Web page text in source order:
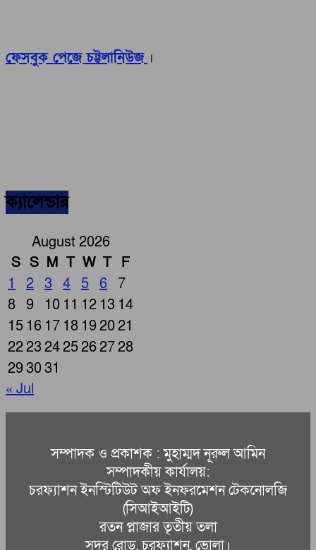
ফেসবুক পেজে চট্টলানিউজ ।
ক্যালেন্ডার
August 2026
S S M T W T F
1
2 3 4 5 6
7
8 9 10 11 12 13 14
15 16 17 18 192021
22232425262728
293031
« Jul
সম্পাদক ও প্রকাশক : মুহাম্মদ নূরুল আমিন
সম্পাদকীয় কার্যালয়:
চরফ্যাশন ইনস্টিটিউট অফ ইনফরমেশন টেকনোলজি
(সিআইআইটি)
রতন প্লাজার তৃতীয় তলা
সদর রোড, চরফ্যাশন, ভোলা।